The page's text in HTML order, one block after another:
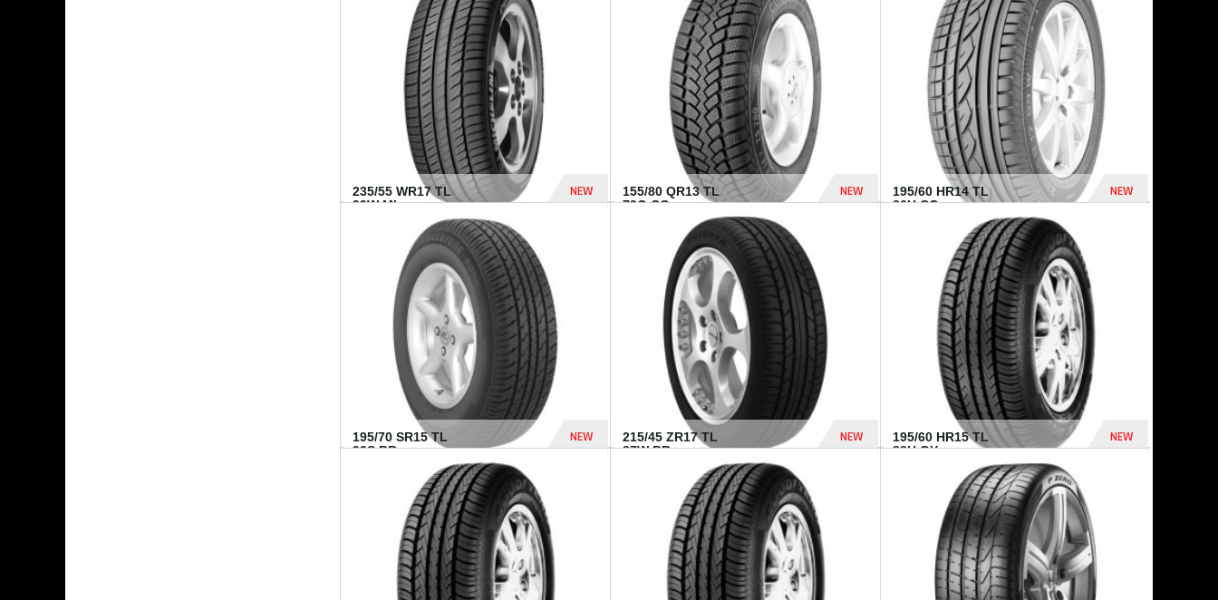
432 Dhs 1 040 Dhs
235/55 WR17 TL
99W MI...
NEW
1 182 Dhs
155/80 QR13 TL
79Q CO...
NEW
195/60 HR14 TL
86H CO...
NEW
790 Dhs
195/70 SR15 TL
92S BR...
NEW
837 Dhs
215/45 ZR17 TL
87W BR...
NEW
955 Dhs
195/60 HR15 TL
88H GY...
NEW